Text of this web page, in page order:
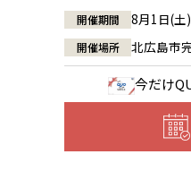
開催期間 8月1日(土
開催場所 北広島市
今だけ